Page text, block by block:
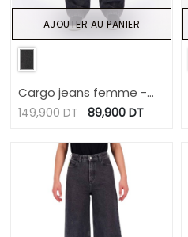
Cargo jeans femme -
KAMILA
149,900DT 89,900DT
AJOUTER AU PANIER